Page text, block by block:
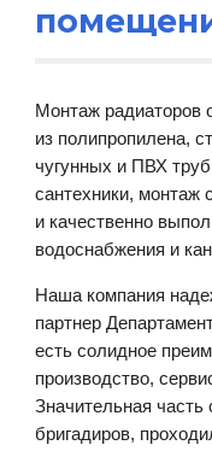
Монтаж радиаторов
из полипропилена,
чугунных и ПВХ
сантехники,
и качественно
водоснабжения и
Наша компания
партнер
есть солидное
производство,
Значительная часть
бригадиров,